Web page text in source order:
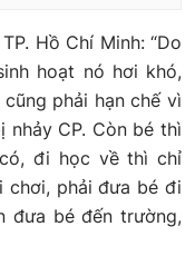
Hồ Chí Minh: “Do
hoạt nó hơi khó,
phải hạn chế vì
CP. Còn bé thì
đi học về thì chỉ
chơi, phải đưa bé đi
đưa bé đến trường,